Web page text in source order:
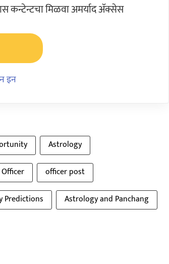
कन्टेन्टचा मिळवा अमर्याद ॲक्सेस
इन
Astrology
officer post
Predictions
Astrology and Panchang